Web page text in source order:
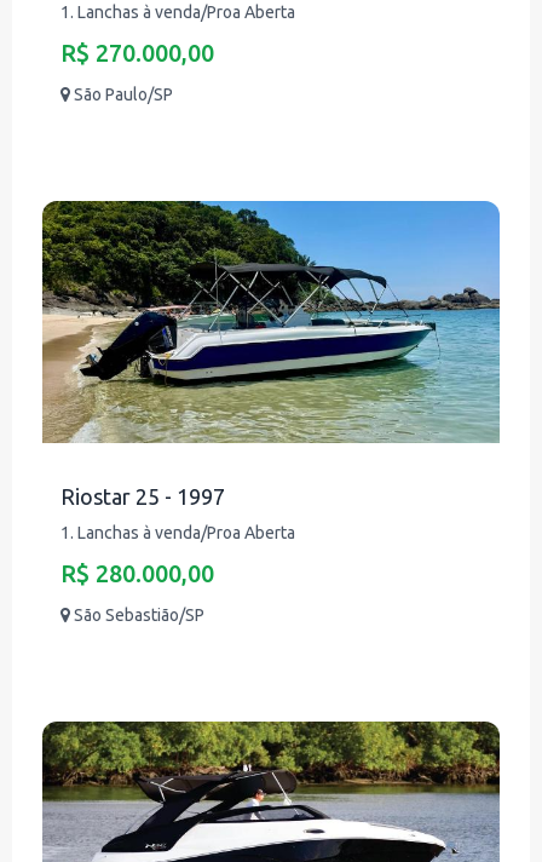
1. Lanchas à venda/Proa Aberta
R$ 270.000,00
São Paulo/SP
Riostar 25 - 1997
1. Lanchas à venda/Proa Aberta
R$ 280.000,00
São Sebastião/SP